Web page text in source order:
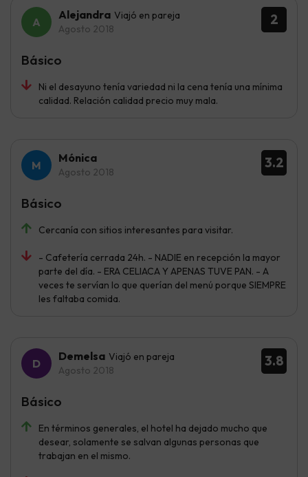
2
Alejandra Viajó en pareja
Agosto 2018
Ni el desayuno tenía variedad ni la cena tenía una mínima
calidad. Relación calidad precio muy mala.
Básico
3.2
Mónica
Agosto 2018
Cercanía con sitios interesantes para visitar.
- Cafetería cerrada 24h. - NADIE en recepción la mayor
parte del día. - ERA CELIACA Y APENAS TUVE PAN. - A
veces te servían lo que querían del menú porque SIEMPRE
les faltaba comida.
Básico
3.8
Demelsa Viajó en pareja
Agosto 2018
En términos generales, el hotel ha dejado mucho que
desear, solamente se salvan algunas personas que
trabajan en el mismo.
Básico